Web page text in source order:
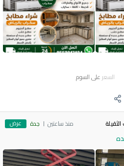
السعر على السوم
منذ ساعتين جدة عرض